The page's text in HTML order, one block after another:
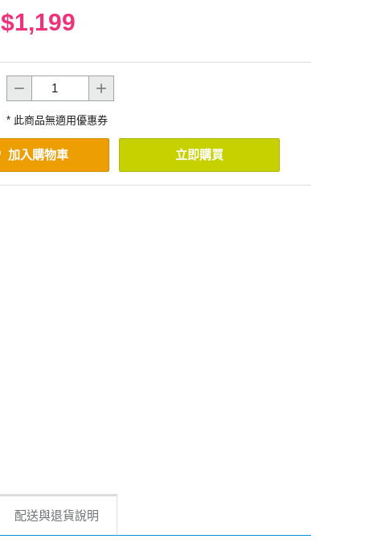
$1,199
* 此商品無適用優惠券
加入購物車 立即購買
配送與退貨說明